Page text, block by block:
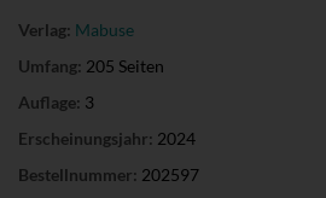
Verlag: Mabuse
Umfang: 205 Seiten
Auflage: 3
Erscheinungsjahr: 2024
Bestellnummer: 202597